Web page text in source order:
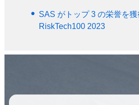
SAS がトップ 3 の栄誉を
RiskTech100 2023